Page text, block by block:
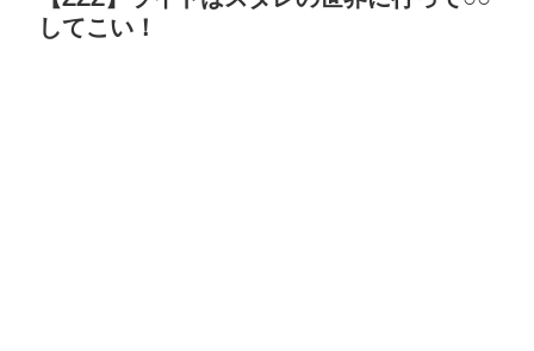
してこい！